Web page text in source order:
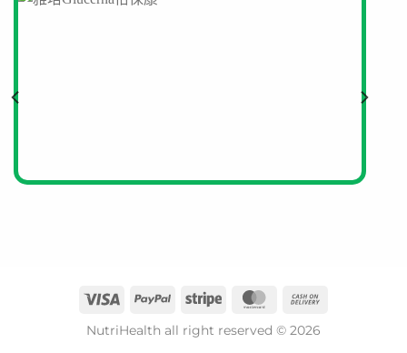
NutriHealth all right reserved © 2026